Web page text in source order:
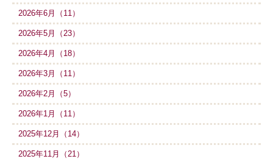
2026年6月（11）
2026年5月（23）
2026年4月（18）
2026年3月（11）
2026年2月（5）
2026年1月（11）
2025年12月（14）
2025年11月（21）